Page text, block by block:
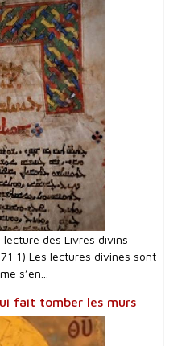
lecture des Livres divins
1) Les lectures divines sont
s’en...
fait tomber les murs